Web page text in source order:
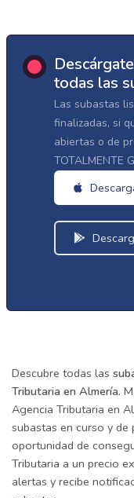
todas las
Las subastas
finalizadas, si
abiertas o de
TOTALMENTE
Descubre todas las
Tributaria en Almería.
Agencia Tributaria en
subastas en curso y de
oportunidad de
Tributaria a un precio
alertas y recibe